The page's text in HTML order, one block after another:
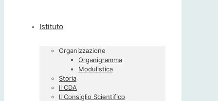
Istituto
Organizzazione
Organigramma
Modulistica
Storia
Il CDA
Il Consiglio Scientifico